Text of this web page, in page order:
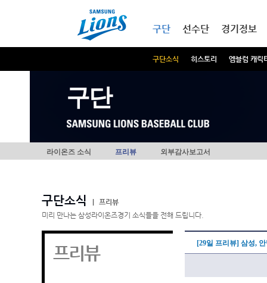
구단
구단소식 히스토리 엠블럼 캐릭
선수단 경기정보
구단
라이온즈 소식 프리뷰 외부감사보고서
구단소식
프리뷰
미리 만나는 삼성라이온즈경기 소식들을 전해 드립니다.
프리뷰 [29일 프리뷰] 삼성,